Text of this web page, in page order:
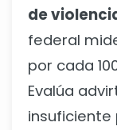
de
federal
por cada
Evalúa
insuficiente